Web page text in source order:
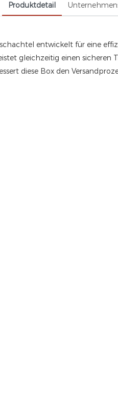
Produktdetail
entwickelt für eine
gleichzeitig einen sicheren
diese Box den